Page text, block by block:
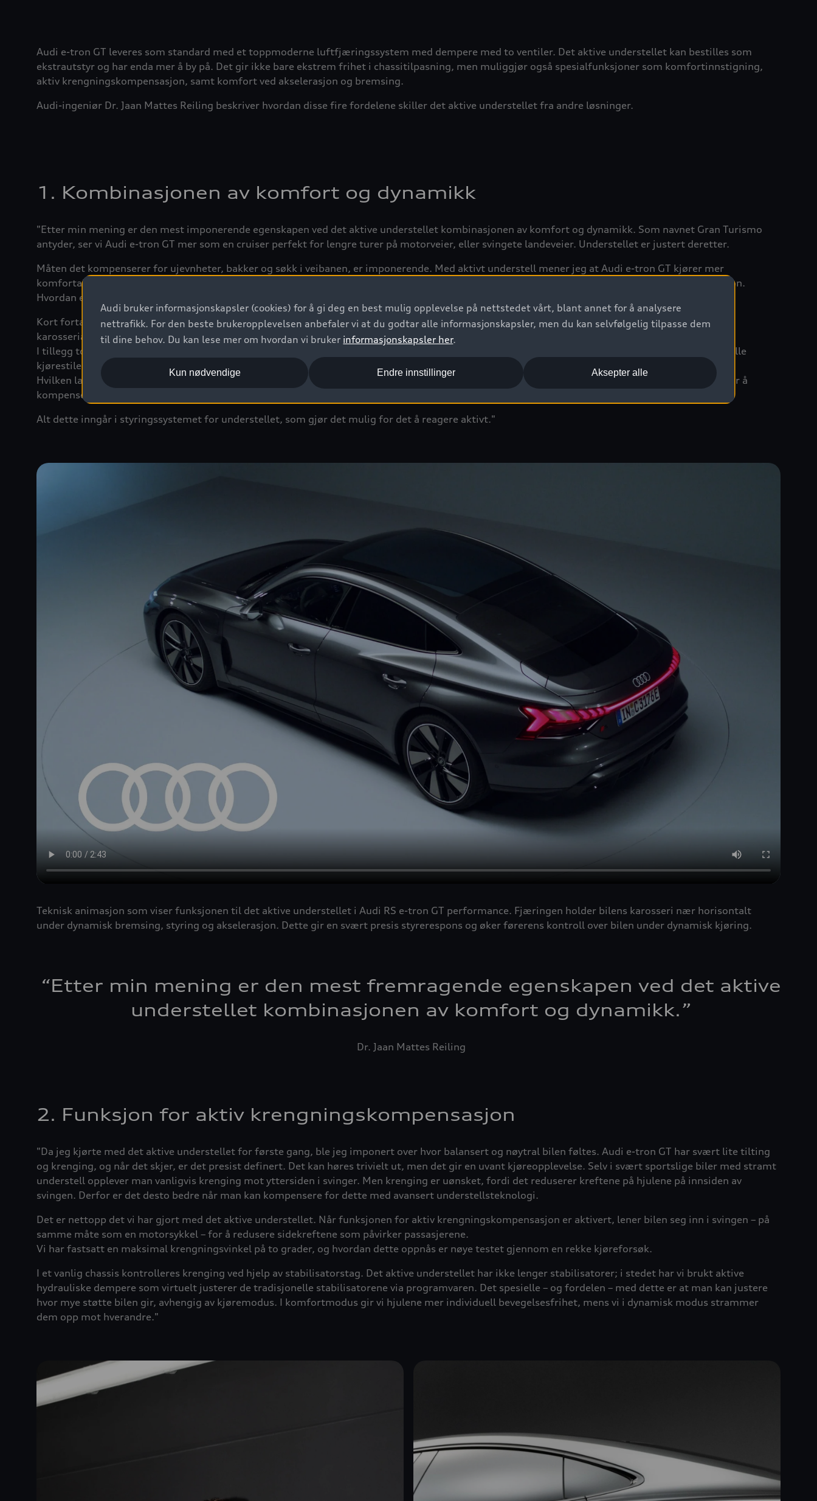
Audi e-tron GT leveres som standard med et toppmoderne luftfjæringssystem med dempere med to ventiler. Det aktive understellet kan bestilles som
ekstrautstyr og har enda mer å by på. Det gir ikke bare ekstrem frihet i chassitilpasning, men muliggjør også spesialfunksjoner som komfortinnstigning,
aktiv krengningskompensasjon, samt komfort ved akselerasjon og bremsing.
Audi-ingeniør Dr. Jaan Mattes Reiling beskriver hvordan disse fire fordelene skiller det aktive understellet fra andre løsninger.
1. Kombinasjonen av komfort og dynamikk
"Etter min mening er den mest imponerende egenskapen ved det aktive understellet kombinasjonen av komfort og dynamikk. Som navnet Gran Turismo
antyder, ser vi Audi e-tron GT mer som en cruiser perfekt for lengre turer på motorveier, eller svingete landeveier. Understellet er justert deretter.
Måten det kompenserer for ujevnheter, bakker og søkk i veibanen, er imponerende. Med aktivt understell mener jeg at Audi e-tron GT kjører mer
komfortabelt enn en luksussedan og tilter mindre enn en sportsbil både i svinger og ved bremsing og akselerasjon. En bemerkelsesverdig prestasjon.
Hvordan er det egentlig mulig?
Kort fortalt kan det aktive understellet heve og senke hvert enkelt hjul og reagerer aktivt på informasjonen det mottar fra en sensor for hjul- og
karosseriakselerasjon på hvert hjul. Denne svært høye sensortettheten er bemerkelsesverdig i et chassis.
I tillegg tolker det aktive understellet førerens preferanser ved å ta hensyn til innstillingene i Audi drive select og trekke konklusjoner fra den aktuelle
kjørestilen.
Hvilken langsgående og sideveis akselerasjon kjører føreren med, hvor dynamiske er rattbevegelsene, og hvilken støtte mot krenging kan brukes for å
kompensere for dem?
Alt dette inngår i styringssystemet for understellet, som gjør det mulig for det å reagere aktivt."
Teknisk animasjon som viser funksjonen til det aktive understellet i Audi RS e-tron GT performance. Fjæringen holder bilens karosseri nær horisontalt
under dynamisk bremsing, styring og akselerasjon. Dette gir en svært presis styrerespons og øker førerens kontroll over bilen under dynamisk kjøring.
“Etter min mening er den mest fremragende egenskapen ved det aktive
understellet kombinasjonen av komfort og dynamikk.”
Dr. Jaan Mattes Reiling
2. Funksjon for aktiv krengningskompensasjon
"Da jeg kjørte med det aktive understellet for første gang, ble jeg imponert over hvor balansert og nøytral bilen føltes. Audi e-tron GT har svært lite tilting
og krenging, og når det skjer, er det presist definert. Det kan høres trivielt ut, men det gir en uvant kjøreopplevelse. Selv i svært sportslige biler med stramt
understell opplever man vanligvis krenging mot yttersiden i svinger. Men krenging er uønsket, fordi det reduserer kreftene på hjulene på innsiden av
svingen. Derfor er det desto bedre når man kan kompensere for dette med avansert understellsteknologi.
Det er nettopp det vi har gjort med det aktive understellet. Når funksjonen for aktiv krengningskompensasjon er aktivert, lener bilen seg inn i svingen – på
samme måte som en motorsykkel – for å redusere sidekreftene som påvirker passasjerene.
Vi har fastsatt en maksimal krengningsvinkel på to grader, og hvordan dette oppnås er nøye testet gjennom en rekke kjøreforsøk.
I et vanlig chassis kontrolleres krenging ved hjelp av stabilisatorstag. Det aktive understellet har ikke lenger stabilisatorer; i stedet har vi brukt aktive
hydrauliske dempere som virtuelt justerer de tradisjonelle stabilisatorene via programvaren. Det spesielle – og fordelen – med dette er at man kan justere
hvor mye støtte bilen gir, avhengig av kjøremodus. I komfortmodus gir vi hjulene mer individuell bevegelsesfrihet, mens vi i dynamisk modus strammer
dem opp mot hverandre."
Audi bruker informasjonskapsler (cookies) for å gi deg en best mulig opplevelse på nettstedet vårt, blant annet for å analysere
nettrafikk. For den beste brukeropplevelsen anbefaler vi at du godtar alle informasjonskapsler, men du kan selvfølgelig tilpasse dem
til dine behov. Du kan lese mer om hvordan vi bruker informasjonskapsler her.
Aksepter alle
Kun nødvendige Endre innstillinger